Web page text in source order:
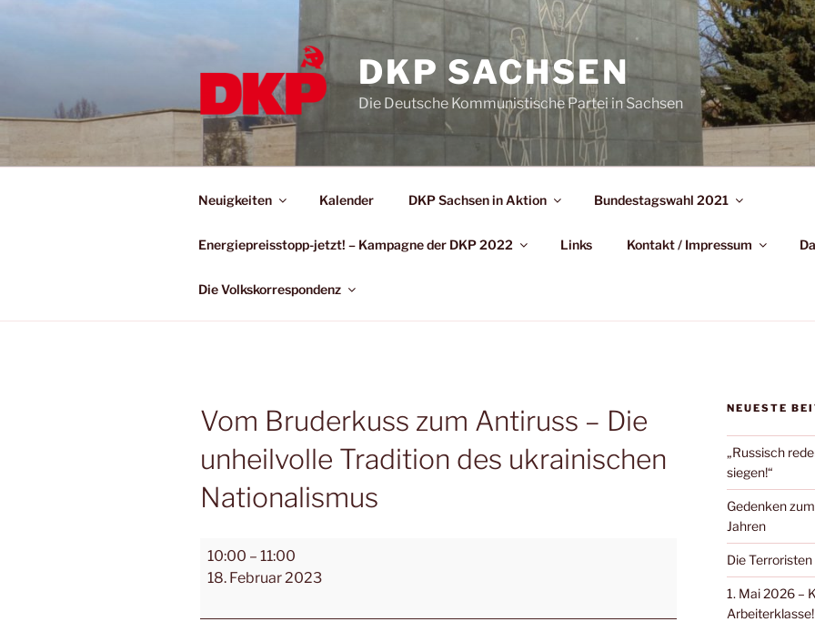
DKP SACHSEN
Die Deutsche Kommunistische Partei in Sachsen
Neuigkeiten Kalender DKP Sachsen in Aktion Bundestagswahl 2021
Energiepreisstopp-jetzt! – Kampagne der DKP 2022 Links Kontakt / Impressum
Die Volkskorrespondenz
Vom Bruderkuss zum Antiruss – Die
unheilvolle Tradition des ukrainischen
Nationalismus
10:00 – 11:00
18. Februar 2023
NEUESTE
„Russisch
siegen!“
Gedenken
Jahren
Die
1. Mai 2026 –